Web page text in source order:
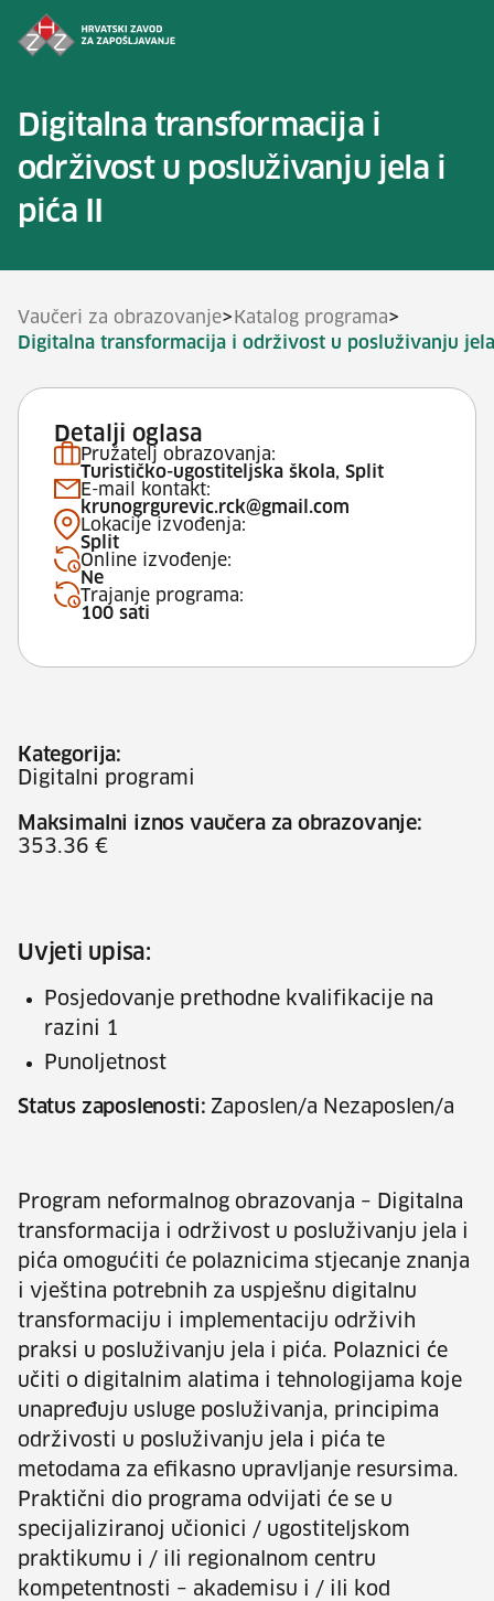
Digitalna transformacija i
održivost u posluživanju jela i
pića II
Vaučeri za obrazovanje> Katalog programa>
Digitalna transformacija i održivost u posluživanju
Detalji oglasa
Pružatelj obrazovanja:
Turističko-ugostiteljska škola, Split
E-mail kontakt:
krunogrgurevic.rck@gmail.com
Lokacije izvođenja:
Split
Online izvođenje:
Ne
Trajanje programa:
100 sati
Kategorija:
Digitalni programi
Maksimalni iznos vaučera za obrazovanje:
353.36 €
Uvjeti upisa:
Posjedovanje prethodne kvalifikacije na
razini 1
Punoljetnost
Status zaposlenosti: Zaposlen/a Nezaposlen/a
Program neformalnog obrazovanja – Digitalna
transformacija i održivost u posluživanju jela i
pića omogućiti će polaznicima stjecanje znanja
i vještina potrebnih za uspješnu digitalnu
transformaciju i implementaciju održivih
praksi u posluživanju jela i pića. Polaznici će
učiti o digitalnim alatima i tehnologijama koje
unapređuju usluge posluživanja, principima
održivosti u posluživanju jela i pića te
metodama za efikasno upravljanje resursima.
Praktični dio programa odvijati će se u
specijaliziranoj učionici / ugostiteljskom
praktikumu i / ili regionalnom centru
kompetentnosti – akademisu i / ili kod